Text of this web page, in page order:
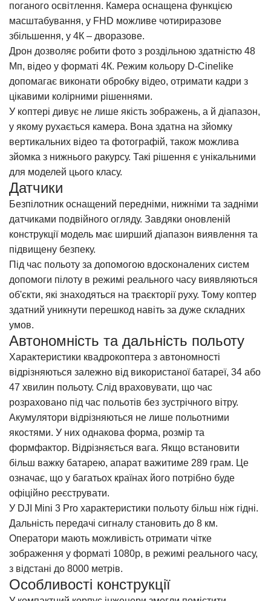
поганого освітлення. Камера оснащена функцією
масштабування, у FHD можливе чотириразове
збільшення, у 4К – дворазове.
Дрон дозволяє робити фото з роздільною здатністю 48
Мп, відео у форматі 4К. Режим кольору D-Cinelike
допомагає виконати обробку відео, отримати кадри з
цікавими колірними рішеннями.
У коптері дивує не лише якість зображень, а й діапазон,
у якому рухається камера. Вона здатна на зйомку
вертикальних відео та фотографій, також можлива
зйомка з нижнього ракурсу. Такі рішення є унікальними
для моделей цього класу.
Датчики
Безпілотник оснащений передніми, нижніми та задніми
датчиками подвійного огляду. Завдяки оновленій
конструкції модель має ширший діапазон виявлення та
підвищену безпеку.
Під час польоту за допомогою вдосконалених систем
допомоги пілоту в режимі реального часу виявляються
об'єкти, які знаходяться на траєкторії руху. Тому коптер
здатний уникнути перешкод навіть за дуже складних
умов.
Автономність та дальність польоту
Характеристики квадрокоптера з автономності
відрізняються залежно від використаної батареї, 34 або
47 хвилин польоту. Слід враховувати, що час
розраховано під час польотів без зустрічного вітру.
Акумулятори відрізняються не лише польотними
якостями. У них однакова форма, розмір та
формфактор. Відрізняється вага. Якщо встановити
більш важку батарею, апарат важитиме 289 грам. Це
означає, що у багатьох країнах його потрібно буде
офіційно реєструвати.
У DJI Mini 3 Pro характеристики польоту більш ніж гідні.
Дальність передачі сигналу становить до 8 км.
Оператори мають можливість отримати чітке
зображення у форматі 1080р, в режимі реального часу,
з відстані до 8000 метрів.
Особливості конструкції